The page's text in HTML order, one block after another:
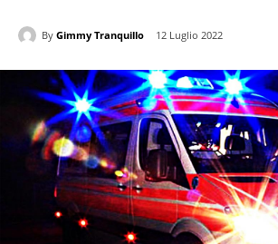
By Gimmy Tranquillo 12 Luglio 2022